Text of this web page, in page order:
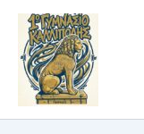
Skip
content